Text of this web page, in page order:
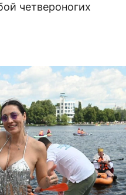
четвероногих